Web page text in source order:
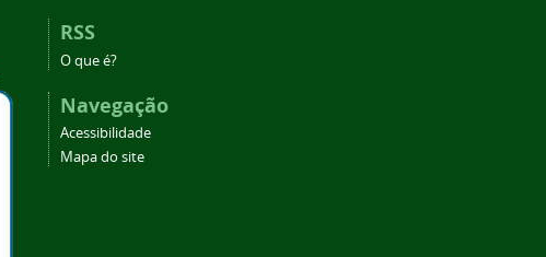
RSS
O que é?
Navegação
Acessibilidade
Mapa do site